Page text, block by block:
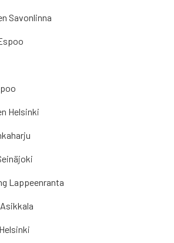
Savonlinna
Helsinki
Lappeenranta